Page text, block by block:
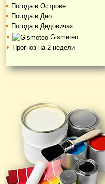
Погода в Острове
Погода в Дно
Погода в Дедовичах
Gismeteo
Прогноз на 2 недели